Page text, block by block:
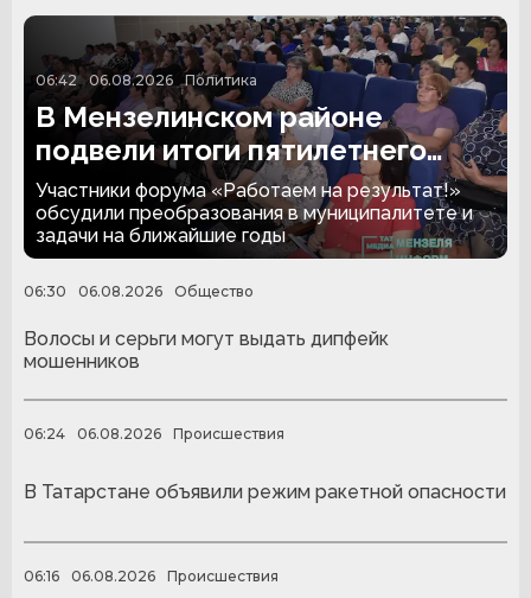
06:42 06.08.2026 Политика
В Мензелинском районе
подвели итоги пятилетнего
развития
Участники форума «Работаем на результат!»
обсудили преобразования в муниципалитете и
задачи на ближайшие годы
06:30 06.08.2026 Общество
Волосы и серьги могут выдать дипфейк
мошенников
06:24 06.08.2026 Происшествия
В Татарстане объявили режим ракетной опасности
06:16 06.08.2026 Происшествия